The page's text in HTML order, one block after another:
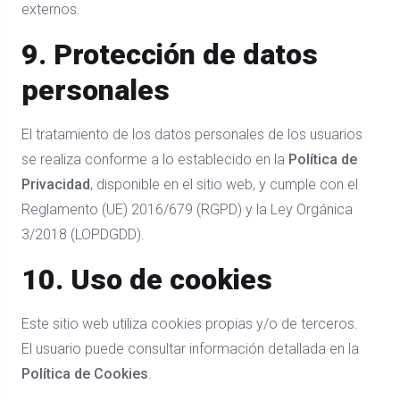
externos.
9. Protección de datos
personales
El tratamiento de los datos personales de los usuarios
se realiza conforme a lo establecido en la Política de
Privacidad, disponible en el sitio web, y cumple con el
Reglamento (UE) 2016/679 (RGPD) y la Ley Orgánica
3/2018 (LOPDGDD).
10. Uso de cookies
Este sitio web utiliza cookies propias y/o de terceros.
El usuario puede consultar información detallada en la
Política de Cookies.